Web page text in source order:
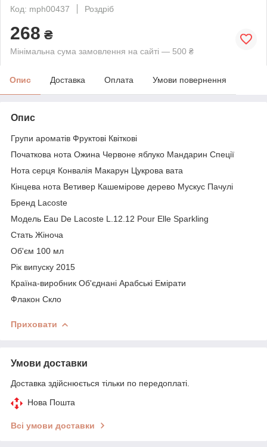
Код: mph00437
Роздріб
268 ₴
Мінімальна сума замовлення на сайті — 500 ₴
Опис Доставка Оплата Умови повернення
Опис
Групи ароматів Фруктові Квіткові
Початкова нота Ожина Червоне яблуко Мандарин Спеції
Нота серця Конвалія Макарун Цукрова вата
Кінцева нота Ветивер Кашемірове дерево Мускус Пачулі
Бренд Lacoste
Модель Eau De Lacoste L.12.12 Pour Elle Sparkling
Стать Жіноча
Об'єм 100 мл
Рік випуску 2015
Країна-виробник Об'єднані Арабські Емірати
Флакон Скло
Приховати
Умови доставки
Доставка здійснюється тільки по передоплаті.
Нова Пошта
Всі умови доставки